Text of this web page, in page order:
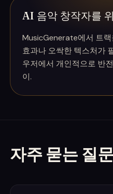
AI 음악 창작자를
MusicGenerate에서 트
효과나 오싹한 텍스처가
우저에서 개인적으로 반
이.
자주 묻는 질문